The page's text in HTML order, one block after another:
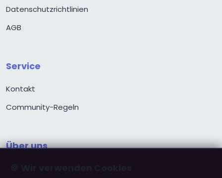
Datenschutzrichtlinien
AGB
Service
Kontakt
Community-Regeln
Über uns